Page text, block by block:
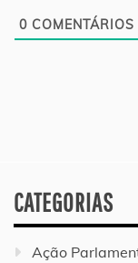
0 COMENTÁRIOS
CATEGORIAS
Ação